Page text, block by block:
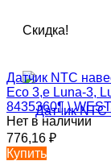
Скидка!
Датчик NTC
Eco 3,е Luna-3,
8435360¶ \
Нет в наличии
776,16 ₽
Купить